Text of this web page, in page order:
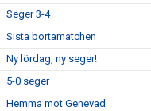
Seger 3-4
Sista bortamatchen
Ny lördag, ny seger!
5-0 seger
Hemma mot Genevad